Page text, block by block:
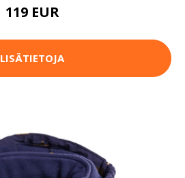
119 EUR
LISÄTIETOJA